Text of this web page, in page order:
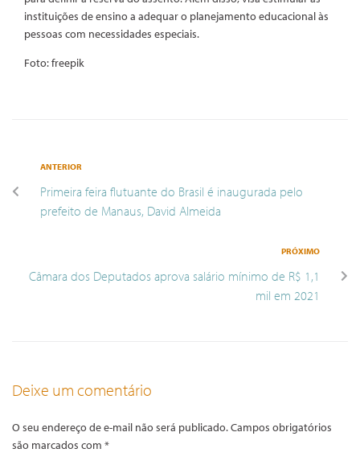
instituições de ensino a adequar o planejamento educacional às
pessoas com necessidades especiais.
Foto: freepik
ANTERIOR
Primeira feira flutuante do Brasil é inaugurada pelo
prefeito de Manaus, David Almeida
PRÓXIMO
Câmara dos Deputados aprova salário mínimo de R$ 1,1
mil em 2021
Deixe um comentário
O seu endereço de e-mail não será publicado.Campos obrigatórios
são marcados com *